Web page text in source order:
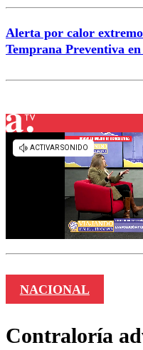
Alerta por calor
Temprana Preventiva
NACIONAL
Contraloría